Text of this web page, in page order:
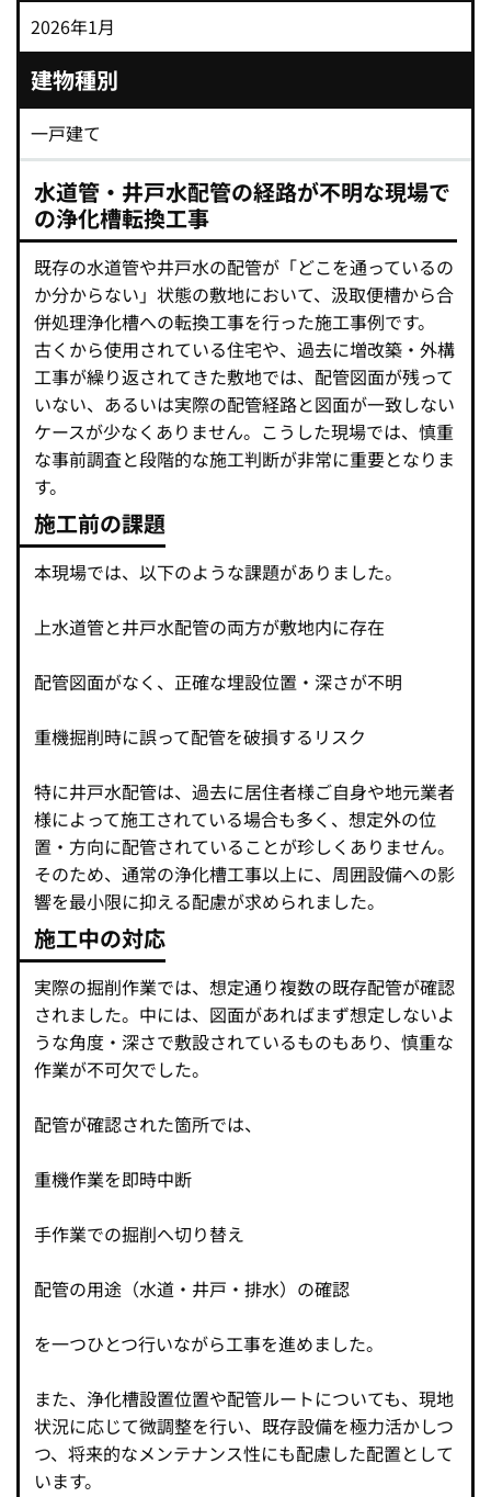
2026年1月
建物種別
一戸建て
水道管・井戸水配管の経路が不明な現場で
の浄化槽転換工事
既存の水道管や井戸水の配管が「どこを通っているの
か分からない」状態の敷地において、汲取便槽から合
併処理浄化槽への転換工事を行った施工事例です。
古くから使用されている住宅や、過去に増改築・外構
工事が繰り返されてきた敷地では、配管図面が残って
いない、あるいは実際の配管経路と図面が一致しない
ケースが少なくありません。こうした現場では、慎重
な事前調査と段階的な施工判断が非常に重要となりま
す。
施工前の課題
本現場では、以下のような課題がありました。
上水道管と井戸水配管の両方が敷地内に存在
配管図面がなく、正確な埋設位置・深さが不明
重機掘削時に誤って配管を破損するリスク
特に井戸水配管は、過去に居住者様ご自身や地元業者
様によって施工されている場合も多く、想定外の位
置・方向に配管されていることが珍しくありません。
そのため、通常の浄化槽工事以上に、周囲設備への影
響を最小限に抑える配慮が求められました。
施工中の対応
実際の掘削作業では、想定通り複数の既存配管が確認
されました。中には、図面があればまず想定しないよ
うな角度・深さで敷設されているものもあり、慎重な
作業が不可欠でした。
配管が確認された箇所では、
重機作業を即時中断
手作業での掘削へ切り替え
配管の用途（水道・井戸・排水）の確認
を一つひとつ行いながら工事を進めました。
また、浄化槽設置位置や配管ルートについても、現地
状況に応じて微調整を行い、既存設備を極力活かしつ
つ、将来的なメンテナンス性にも配慮した配置として
います。